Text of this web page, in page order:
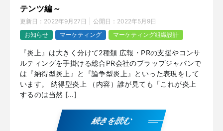
テンツ編～
更新日： 2022年9月27日 公開日： 2022年5月9日
お知らせ
マーケティング マーケティング組織設計
『炎上』は大きく分けて2種類 広報・PRの支援やコンサ
ルティングを手掛ける総合PR会社のプラップジャパンで
は『納得型炎上』と『論争型炎上』といった表現をして
います。 納得型炎上 （内容）誰が見ても「これが炎上
するのは当然 […]
続きを読む